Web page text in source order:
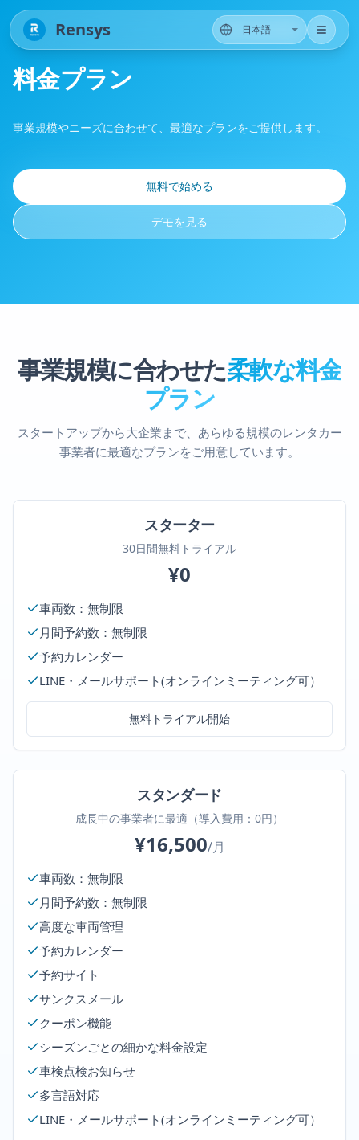
Rensys
料金プラン
事業規模やニーズに合わせて、最適なプランをご提供します。
無料で始める
デモを見る
事業規模に合わせた柔軟な料金
プラン
スタートアップから大企業まで、あらゆる規模のレンタカー
事業者に最適なプランをご用意しています。
スターター
30日間無料トライアル
¥0
車両数：無制限
月間予約数：無制限
予約カレンダー
LINE・メールサポート(オンラインミーティング可）
無料トライアル開始
スタンダード
成長中の事業者に最適（導入費用：0円）
¥16,500/月
車両数：無制限
月間予約数：無制限
高度な車両管理
予約カレンダー
予約サイト
サンクスメール
クーポン機能
シーズンごとの細かな料金設定
車検点検お知らせ
多言語対応
LINE・メールサポート(オンラインミーティング可）